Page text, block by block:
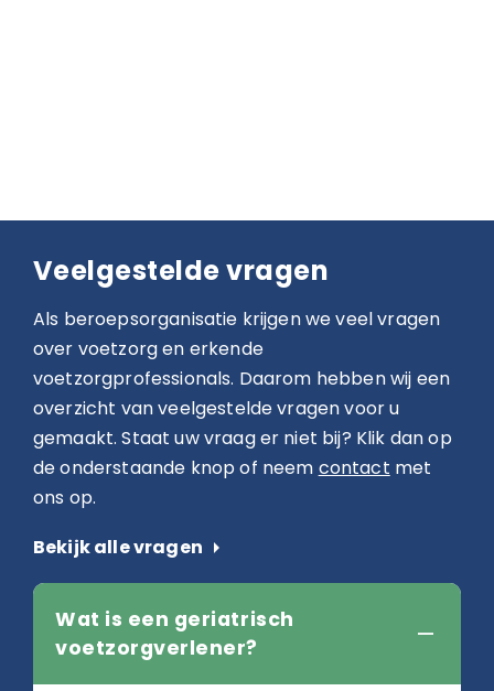
Veelgestelde vragen
Als beroepsorganisatie krijgen we veel vragen
over voetzorg en erkende
voetzorgprofessionals. Daarom hebben wij een
overzicht van veelgestelde vragen voor u
gemaakt. Staat uw vraag er niet bij? Klik dan op
de onderstaande knop of neem contact met
ons op.
Bekijk alle vragen arrow_right
Wat is een geriatrisch
voetzorgverlener?